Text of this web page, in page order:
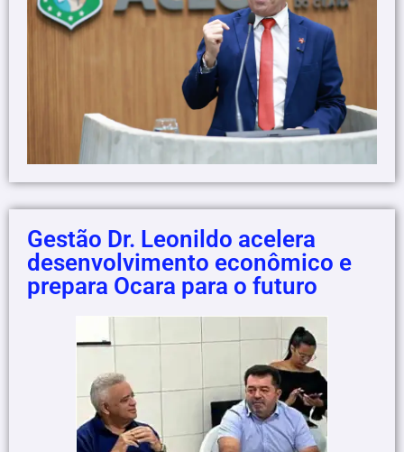
Gestão Dr. Leonildo acelera
desenvolvimento econômico e
prepara Ocara para o futuro